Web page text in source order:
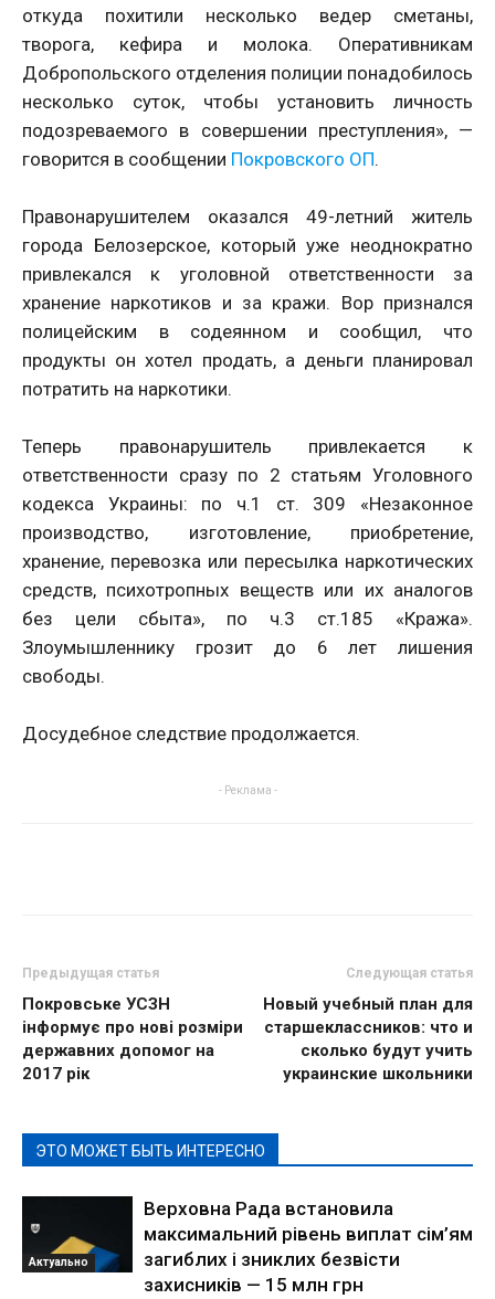
откуда похитили несколько ведер сметаны,
творога, кефира и молока. Оперативникам
Добропольского отделения полиции понадобилось
несколько суток, чтобы установить личность
подозреваемого в совершении преступления», —
говорится в сообщении Покровского ОП.
Правонарушителем оказался 49-летний житель
города Белозерское, который уже неоднократно
привлекался к уголовной ответственности за
хранение наркотиков и за кражи. Вор признался
полицейским в содеянном и сообщил, что
продукты он хотел продать, а деньги планировал
потратить на наркотики.
Теперь правонарушитель привлекается к
ответственности сразу по 2 статьям Уголовного
кодекса Украины: по ч.1 ст. 309 «Незаконное
производство, изготовление, приобретение,
хранение, перевозка или пересылка наркотических
средств, психотропных веществ или их аналогов
без цели сбыта», по ч.3 ст.185 «Кража».
Злоумышленнику грозит до 6 лет лишения
свободы.
Досудебное следствие продолжается.
- Реклама -
Предыдущая статья
Покровське УСЗН
інформує про нові розміри
державних допомог на
2017 рік
Следующая статья
Новый учебный план для
старшеклассников: что и
сколько будут учить
украинские школьники
ЭТО МОЖЕТ БЫТЬ ИНТЕРЕСНО
Актуально
Верховна Рада встановила
максимальний рівень виплат сім’ям
загиблих і зниклих безвісти
захисників — 15 млн грн